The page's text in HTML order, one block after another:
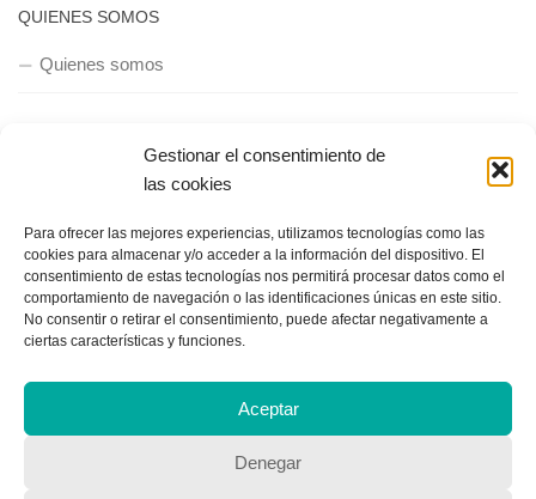
Gestionar el consentimiento de
las cookies
Para ofrecer las mejores experiencias, utilizamos tecnologías como las
cookies para almacenar y/o acceder a la información del dispositivo. El
consentimiento de estas tecnologías nos permitirá procesar datos como el
comportamiento de navegación o las identificaciones únicas en este sitio.
No consentir o retirar el consentimiento, puede afectar negativamente a
ciertas características y funciones.
Aceptar
Denegar
QUIENES SOMOS
Quienes somos
POLÍTICA DE PRIVACIDAD
Copyright © 2018, Equipo IIColumnas